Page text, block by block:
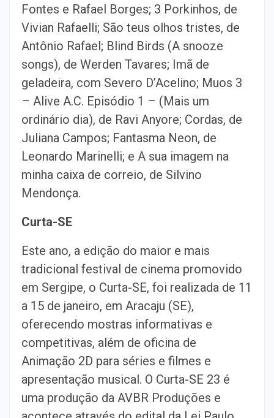
Fontes e Rafael Borges; 3 Porkinhos, de
Vivian Rafaelli; São teus olhos tristes, de
Antônio Rafael; Blind Birds (A snooze
songs), de Werden Tavares; Imã de
geladeira, com Severo D’Acelino; Muos 3
– Alive A.C. Episódio 1 – (Mais um
ordinário dia), de Ravi Anyore; Cordas, de
Juliana Campos; Fantasma Neon, de
Leonardo Marinelli; e A sua imagem na
minha caixa de correio, de Silvino
Mendonça.
Curta-SE
Este ano, a edição do maior e mais
tradicional festival de cinema promovido
em Sergipe, o Curta-SE, foi realizada de 11
a 15 de janeiro, em Aracaju (SE),
oferecendo mostras informativas e
competitivas, além de oficina de
Animação 2D para séries e filmes e
apresentação musical. O Curta-SE 23 é
uma produção da AVBR Produções e